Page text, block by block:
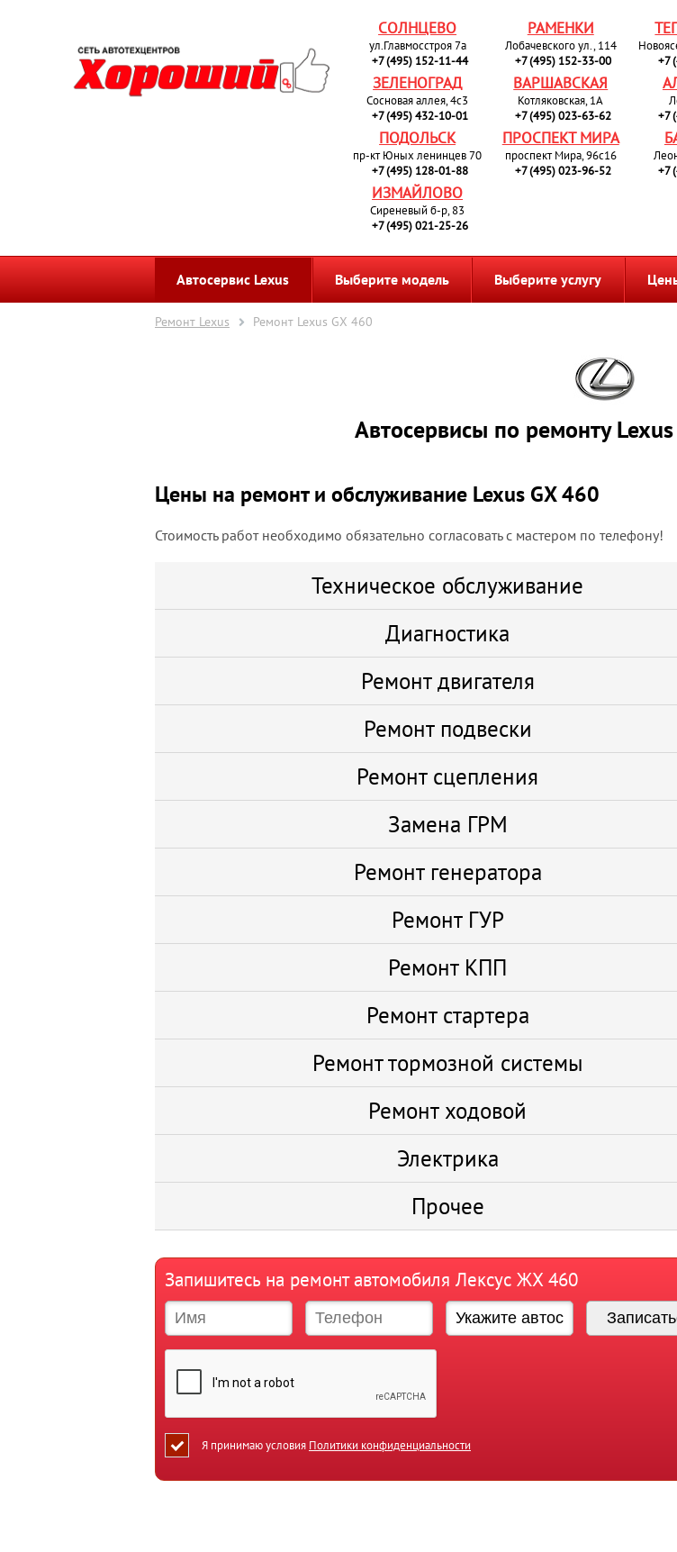
СОЛНЦЕВО
ул.Главмосстроя 7а
+7 (495) 152-11-44
РАМЕНКИ
Лобачевского ул., 114
+7 (495) 152-33-00
+7
ЗЕЛЕНОГРАД
Сосновая аллея, 4с3
+7 (495) 432-10-01
ВАРШАВСКАЯ
Котляковская, 1А
+7 (495) 023-63-62
+7
ПОДОЛЬСК
пр-кт Юных ленинцев 70
+7 (495) 128-01-88
ПРОСПЕКТ МИРА
проспект Мира, 96с16
+7 (495) 023-96-52
+7
ИЗМАЙЛОВО
Сиреневый б-р, 83
+7 (495) 021-25-26
Автосервис Lexus Выберите модель Выберите услугу
Ремонт Lexus Ремонт Lexus GX 460
Автосервисы по ремонту
Цены на ремонт и обслуживание Lexus GX 460
Стоимость работ необходимо обязательно согласовать с мастером по телефону!
Техническое обслуживание
Диагностика
Ремонт двигателя
Ремонт подвески
Ремонт сцепления
Замена ГРМ
Ремонт генератора
Ремонт ГУР
Ремонт КПП
Ремонт стартера
Ремонт тормозной системы
Ремонт ходовой
Электрика
Прочее
Запишитесь на ремонт автомобиля Лексус ЖХ 460
Я принимаю условия Политики конфиденциальности